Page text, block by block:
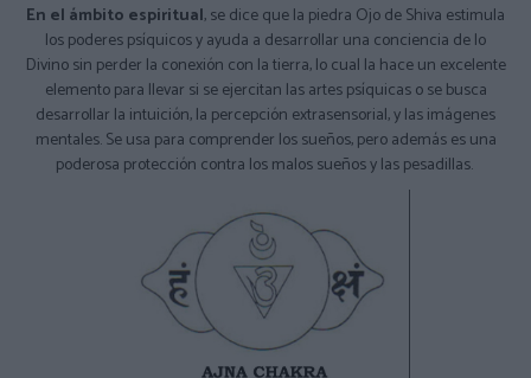
En el ámbito espiritual, se dice que la piedra Ojo de Shiva estimula
los poderes psíquicos y ayuda a desarrollar una conciencia de lo
Divino sin perder la conexión con la tierra, lo cual la hace un excelente
elemento para llevar si se ejercitan las artes psíquicas o se busca
desarrollar la intuición, la percepción extrasensorial, y las imágenes
mentales. Se usa para comprender los sueños, pero además es una
poderosa protección contra los malos sueños y las pesadillas.